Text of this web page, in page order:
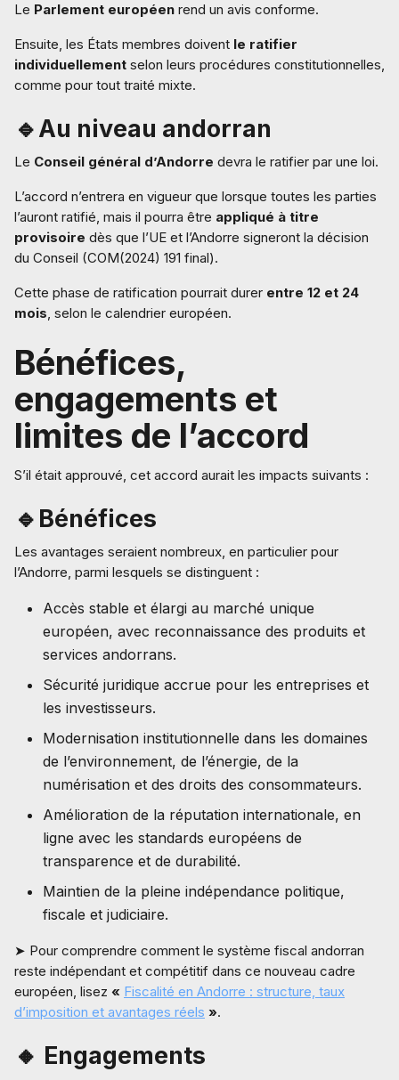
Le Parlement européen rend un avis conforme.
Ensuite, les États membres doivent le ratifier
individuellement selon leurs procédures constitutionnelles,
comme pour tout traité mixte.
🔹Au niveau andorran
Le Conseil général d’Andorre devra le ratifier par une loi.
L’accord n’entrera en vigueur que lorsque toutes les parties
l’auront ratifié, mais il pourra être appliqué à titre
provisoire dès que l’UE et l’Andorre signeront la décision
du Conseil (COM(2024) 191 final).
Cette phase de ratification pourrait durer entre 12 et 24
mois, selon le calendrier européen.
Bénéfices,
engagements et
limites de l’accord
S’il était approuvé, cet accord aurait les impacts suivants :
🔹Bénéfices
Les avantages seraient nombreux, en particulier pour
l’Andorre, parmi lesquels se distinguent :
Accès stable et élargi au marché unique
européen, avec reconnaissance des produits et
services andorrans.
Sécurité juridique accrue pour les entreprises et
les investisseurs.
Modernisation institutionnelle dans les domaines
de l’environnement, de l’énergie, de la
numérisation et des droits des consommateurs.
Amélioration de la réputation internationale, en
ligne avec les standards européens de
transparence et de durabilité.
Maintien de la pleine indépendance politique,
fiscale et judiciaire.
➤ Pour comprendre comment le système fiscal andorran
reste indépendant et compétitif dans ce nouveau cadre
européen, lisez « Fiscalité en Andorre : structure, taux
d’imposition et avantages réels ».
🔸 Engagements